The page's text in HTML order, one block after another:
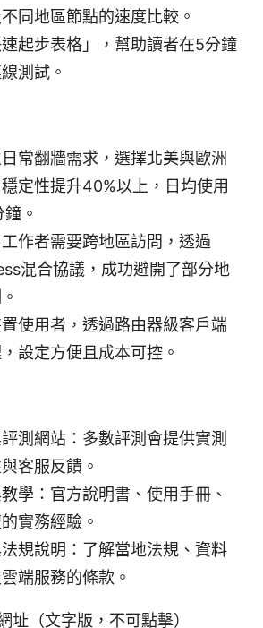
同地區節點的速度比較。
起步表格」，幫助讀者在5分鐘
測試。
常翻牆需求，選擇北美與歐洲
定性提升40%以上，日均使用
。
作者需要跨地區訪問，透過
混合協議，成功避開了部分地
使用者，透過路由器級客戶端
設定方便且成本可控。
測網站：多數評測會提供實測
客服反饋。
學：官方說明書、使用手冊、
實務經驗。
規說明：了解當地法規、資料
端服務的條款。
址（文字版，不可點擊）